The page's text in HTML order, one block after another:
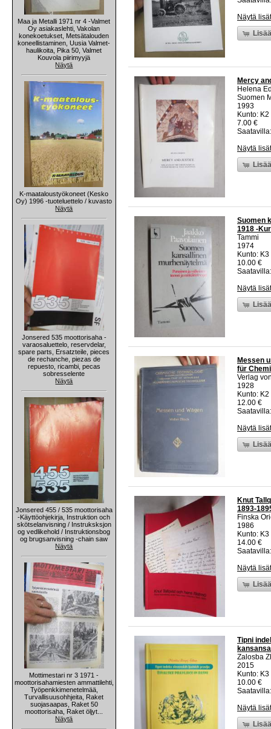
Maa ja Metalli 1971 nr 4 -Valmet
Oy asiakaslehti, Vakolan
konekoetukset, Metsätalouden
koneellistaminen, Uusia Valmet-
haulikoita, Pika 50, Valmet
Kouvola piirimyyjä
Näytä
K-maataloustyökoneet (Kesko
Oy) 1996 -tuoteluettelo / kuvasto
Näytä
Jonsered 535 moottorisaha -
varaosaluettelo, reservdelar,
spare parts, Ersatzteile, pieces
de rechanche, piezas de
repuesto, ricambi, pecas
sobresselente
Näytä
Jonsered 455 / 535 moottorisaha
-Käyttöohjekirja, Instruktion och
skötselanvisning / Instruksksjon
og vedlikehold / Instruktionsbog
og brugsanvisning -chain saw
Näytä
Mottimestari nr 3 1971 -
moottorisahamiesten ammattilehti,
Työpenkkimenetelmää,
Turvallisuusohhjeita, Raket
suojasaapas, Raket 50
moottorisaha, Raket öljyt...
Näytä
Näytä
Mercy
Helena
Suomen
1993
Kunto:
7.00 €
Näytä
Suomen
1918 -
Tammi
1974
Kunto:
10.00 €
Näytä
Messen
für
Verlag
1928
Kunto:
12.00 €
Näytä
Knut
1893-
Finska
1986
Kunto:
14.00 €
Näytä
Tipni
Zalosba
2015
Kunto:
10.00 €
Näytä